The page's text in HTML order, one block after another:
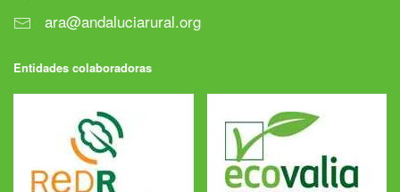
ara@andaluciarural.org
Entidades colaboradoras